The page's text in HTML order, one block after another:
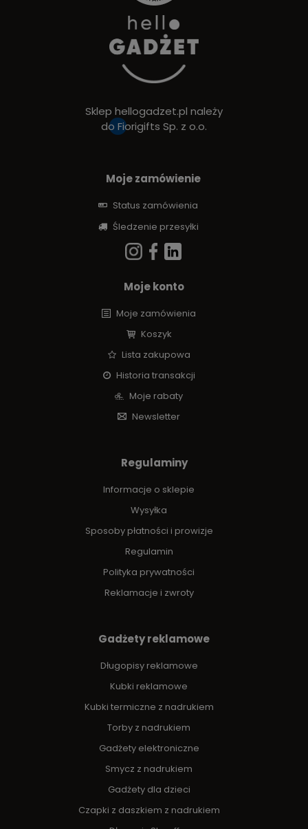
Sklep hellogadzet.pl należy
do Fiorigifts Sp. z o.o.
Moje zamówienie
Status zamówienia
Śledzenie przesyłki
Moje konto
Moje zamówienia
Koszyk
Lista zakupowa
Historia transakcji
Moje rabaty
Newsletter
Regulaminy
Informacje o sklepie
Wysyłka
Sposoby płatności i prowizje
Regulamin
Polityka prywatności
Reklamacje i zwroty
Gadżety reklamowe
Długopisy reklamowe
Kubki reklamowe
Kubki termiczne z nadrukiem
Torby z nadrukiem
Gadżety elektroniczne
Smycz z nadrukiem
Gadżety dla dzieci
Czapki z daszkiem z nadrukiem